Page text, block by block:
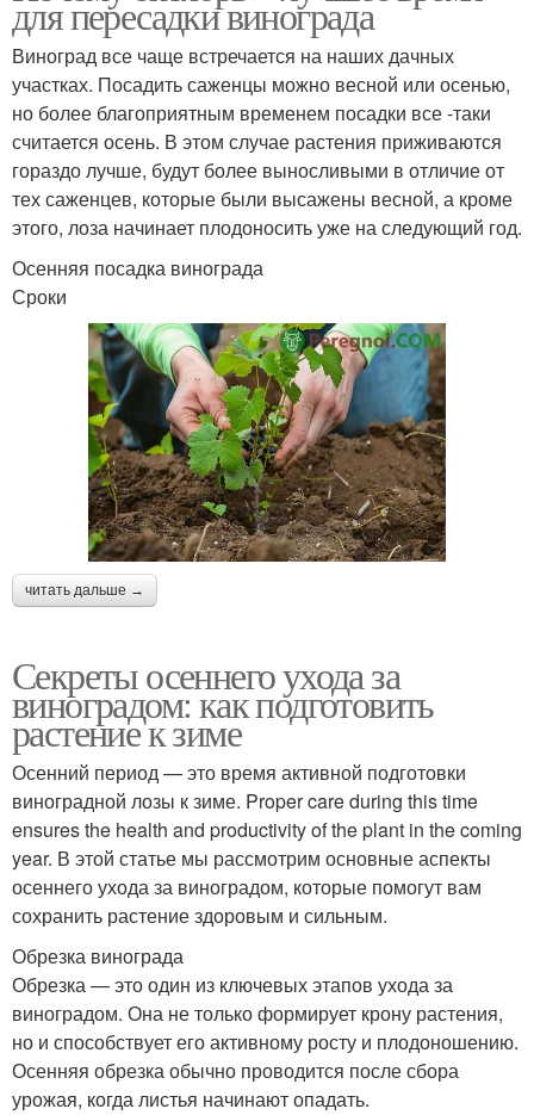
для пересадки винограда
Виноград все чаще встречается на наших дачных
участках. Посадить саженцы можно весной или осенью,
но более благоприятным временем посадки все -таки
считается осень. В этом случае растения приживаются
гораздо лучше, будут более выносливыми в отличие от
тех саженцев, которые были высажены весной, а кроме
этого, лоза начинает плодоносить уже на следующий год.
Осенняя посадка винограда
Сроки
читать дальше →
Секреты осеннего ухода за
виноградом: как подготовить
растение к зиме
Осенний период — это время активной подготовки
виноградной лозы к зиме. Proper care during this time
ensures the health and productivity of the plant in the coming
year. В этой статье мы рассмотрим основные аспекты
осеннего ухода за виноградом, которые помогут вам
сохранить растение здоровым и сильным.
Обрезка винограда
Обрезка — это один из ключевых этапов ухода за
виноградом. Она не только формирует крону растения,
но и способствует его активному росту и плодоношению.
Осенняя обрезка обычно проводится после сбора
урожая, когда листья начинают опадать.